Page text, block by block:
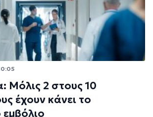
Μόλις 2 στους 10
έχουν κάνει το
εμβόλιο